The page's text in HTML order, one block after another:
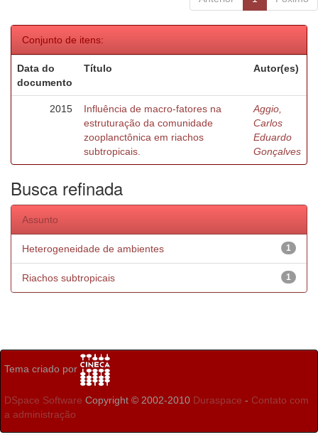
Conjunto de itens:
Data do
documento
Título Autor(es)
2015
Influência de macro-fatores na
estruturação da comunidade
zooplanctônica em riachos
subtropicais.
Aggio,
Carlos
Eduardo
Gonçalves
Busca refinada
Assunto
1
Heterogeneidade de ambientes
1
Riachos subtropicais
Tema criado por
DSpace Software Copyright © 2002-2010 Duraspace - Contato com
a administração